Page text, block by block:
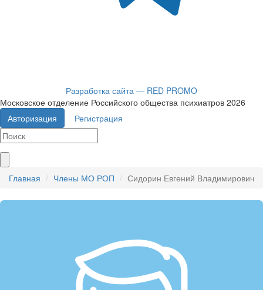
Разработка сайта — RED PROMO
Московское отделение Российского общества психиатров 2026
Авторизация
Регистрация
Главная Члены МО РОП Сидорин Евгений Владимирович